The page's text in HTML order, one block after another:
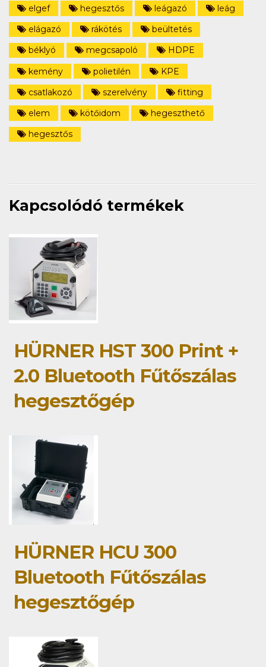
elgef
hegesztős leágazó
leág
elágazó
rákötés
beültetés
béklyó
megcsapoló
HDPE
kemény
polietilén
KPE
csatlakozó
szerelvény
fitting
elem
kötőidom
hegeszthető
hegesztős
Kapcsolódó termékek
HÜRNER HST 300 Print +
2.0 Bluetooth Fűtőszálas
hegesztőgép
HÜRNER HCU 300
Bluetooth Fűtőszálas
hegesztőgép